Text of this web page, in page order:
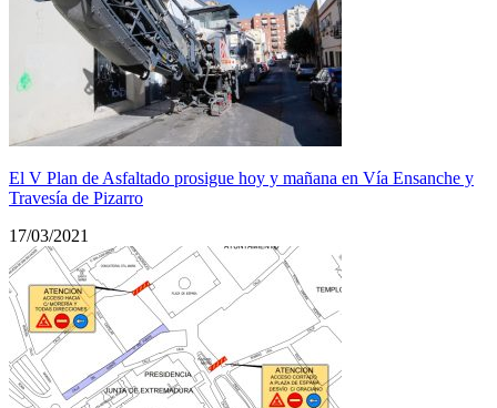
El V Plan de Asfaltado prosigue hoy y mañana en Vía Ensanche y
Travesía de Pizarro
17/03/2021